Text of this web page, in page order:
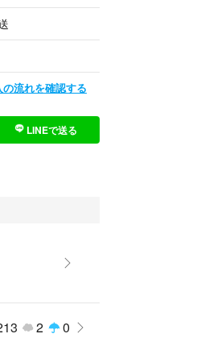
の流れを確認する
LINEで送る
2 0